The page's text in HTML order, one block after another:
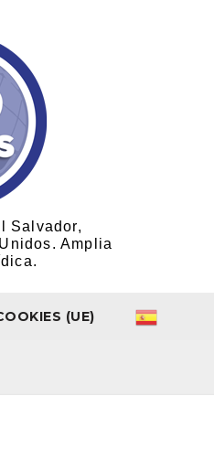
Salvador,
Amplia
(UE)